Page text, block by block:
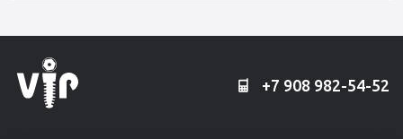
+7 908 982-54-52